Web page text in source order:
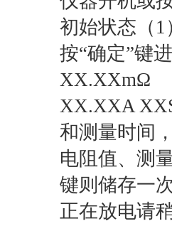
初始状态（1
按“确定”键
XX.XXmΩ
XX.XXA
和测量时间
电阻值、测
键则储存一
正在放电请